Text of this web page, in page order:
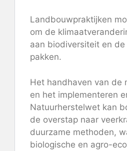
Landbouwpraktijken
om de
aan biodiversiteit en
pakken.
Het handhaven van de
en het implementeren
Natuurherstelwet kan
de overstap naar
duurzame methoden,
biologische en agro-